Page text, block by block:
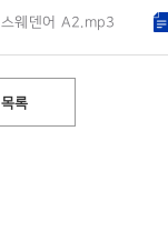
스웨덴어 A2.mp3
목록